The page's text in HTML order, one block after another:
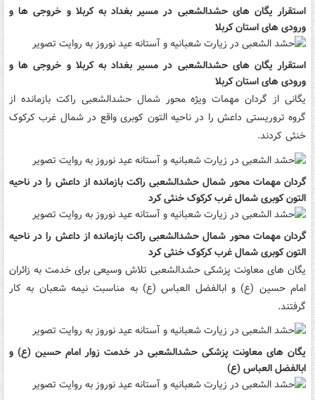
استقرار یگان های حشدالشعبی در مسیر بغداد به کربلا و خروجی ها و
ورودی های استان کربلا
استقرار یگان های حشدالشعبی در مسیر بغداد به کربلا و خروجی ها و
ورودی های استان کربلا
یگانی از گردان مهمات ویژه محور شمال حشدالشعبی راکت بازمانده از
گروه تروریستی داعش را در ناحیه التون کوبری واقع در شمال غرب کرکوک
خنثی کردند.
گردان مهمات محور شمال حشدالشعبی راکت بازمانده از داعش را در ناحیه
التون کوبری شمال غرب کرکوک خنثی کرد
گردان مهمات محور شمال حشدالشعبی راکت بازمانده از داعش را در ناحیه
التون کوبری شمال غرب کرکوک خنثی کرد
یگان های معاونت پزشکی حشدالشعبی تلاش وسیعی برای خدمت به زائران
امام حسین (ع) و ابالفضل العباس (ع) به مناسبت نیمه شعبان به کار
گرفتند.
یگان های معاونت پزشکی حشدالشعبی در خدمت زوار امام حسین (ع) و
ابالفضل العباس (ع)